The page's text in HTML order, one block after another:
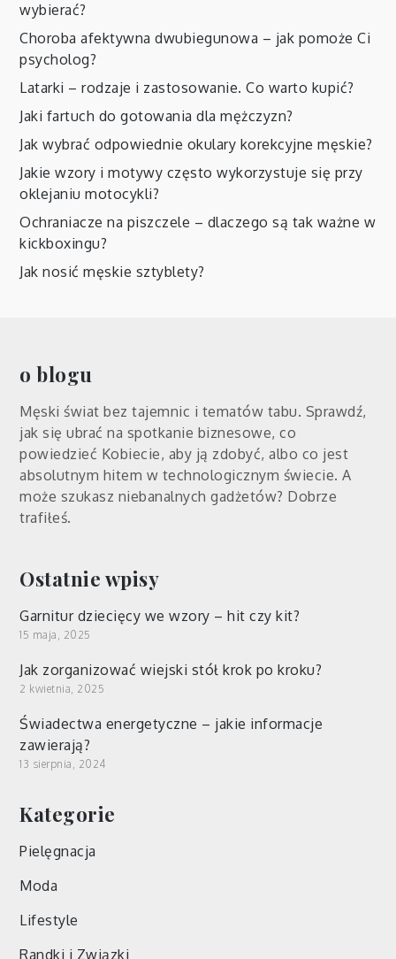
wybierać?
Choroba afektywna dwubiegunowa – jak pomoże Ci
psycholog?
Latarki – rodzaje i zastosowanie. Co warto kupić?
Jaki fartuch do gotowania dla mężczyzn?
Jak wybrać odpowiednie okulary korekcyjne męskie?
Jakie wzory i motywy często wykorzystuje się przy
oklejaniu motocykli?
Ochraniacze na piszczele – dlaczego są tak ważne w
kickboxingu?
Jak nosić męskie sztyblety?
o blogu
Męski świat bez tajemnic i tematów tabu. Sprawdź,
jak się ubrać na spotkanie biznesowe, co
powiedzieć Kobiecie, aby ją zdobyć, albo co jest
absolutnym hitem w technologicznym świecie. A
może szukasz niebanalnych gadżetów? Dobrze
trafiłeś.
Ostatnie wpisy
Garnitur dziecięcy we wzory – hit czy kit?
15 maja, 2025
Jak zorganizować wiejski stół krok po kroku?
2 kwietnia, 2025
Świadectwa energetyczne – jakie informacje
zawierają?
13 sierpnia, 2024
Kategorie
Pielęgnacja
Moda
Lifestyle
Randki i Związki